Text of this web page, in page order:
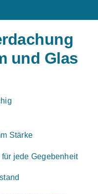
und Glas
Stärke
jede Gegebenheit